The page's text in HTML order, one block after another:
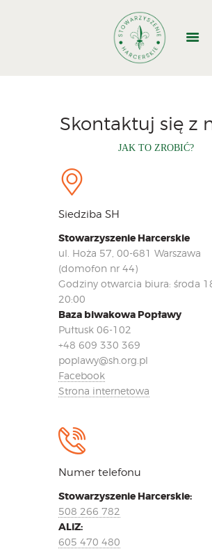
DOŁĄCZ
WYJAZDY
WŁADZE
STRUKTURA
DOKUMENTY
BAZA BIWAKOWA
KONTAKT
1,5%
Skontaktuj się z
JAK TO ZROBIĆ?
Siedziba SH
Stowarzyszenie Harcerskie
ul. Hoża 57, 00-681 Warszawa
(domofon nr 44)
Godziny otwarcia biura: środa
20:00
Baza biwakowa Popławy
Pułtusk 06-102
+48 609 330 369
poplawy@sh.org.pl
Facebook
Strona internetowa
Numer telefonu
Stowarzyszenie Harcerskie:
508 266 782
ALiZ:
605 470 480